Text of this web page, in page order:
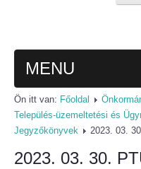
MENU
FŐOLDAL
Ön itt van: Főoldal
Település-üzemeltetési és
Jegyzőkönyvek
2023. 03.
2023. 03. 30.